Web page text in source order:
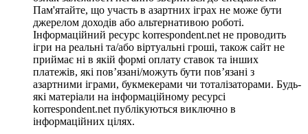
Пам'ятайте, що участь в азартних іграх не може бути
джерелом доходів або альтернативою роботі.
Інформаційний ресурс korrespondent.net не проводить
ігри на реальні та/або віртуальні гроші, також сайт не
приймає ні в якій формі оплату ставок та інших
платежів, які пов’язані/можуть бути пов’язані з
азартними іграми, букмекерами чи тоталізаторами. Будь-
які матеріали на інформаційному ресурсі
korrespondent.net публікуються виключно в
інформаційних цілях.